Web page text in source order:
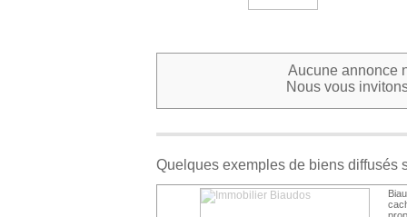
Aucune annonce
Nous vous
Quelques exemples de biens diffusés